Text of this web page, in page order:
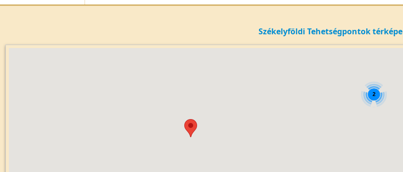
Székelyföldi Tehetségpontok térképe
2